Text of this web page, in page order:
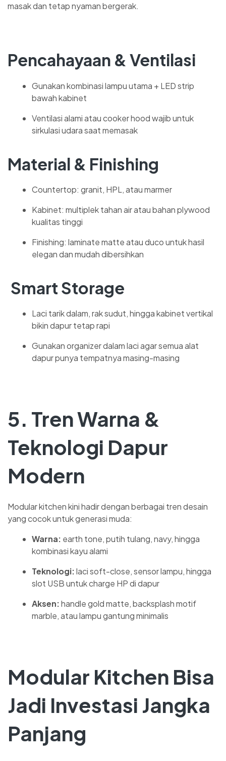
masak dan tetap nyaman bergerak.
Pencahayaan & Ventilasi
Gunakan kombinasi lampu utama + LED strip
bawah kabinet
Ventilasi alami atau cooker hood wajib untuk
sirkulasi udara saat memasak
Material & Finishing
Countertop: granit, HPL, atau marmer
Kabinet: multiplek tahan air atau bahan plywood
kualitas tinggi
Finishing: laminate matte atau duco untuk hasil
elegan dan mudah dibersihkan
Smart Storage
Laci tarik dalam, rak sudut, hingga kabinet vertikal
bikin dapur tetap rapi
Gunakan organizer dalam laci agar semua alat
dapur punya tempatnya masing-masing
5. Tren Warna &
Teknologi Dapur
Modern
Modular kitchen kini hadir dengan berbagai tren desain
yang cocok untuk generasi muda:
Warna: earth tone, putih tulang, navy, hingga
kombinasi kayu alami
Teknologi:laci soft-close, sensor lampu, hingga
slot USB untuk charge HP di dapur
Aksen:handle gold matte, backsplash motif
marble, atau lampu gantung minimalis
Modular Kitchen Bisa
Jadi Investasi Jangka
Panjang